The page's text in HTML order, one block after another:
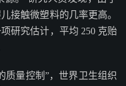
接触微塑料的几率更高。
研究估计，平均 250 克贻
质量控制”，世界卫生组织